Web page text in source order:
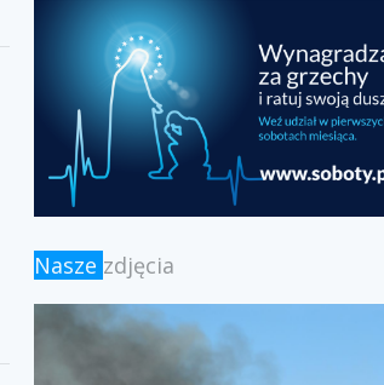
Nasze zdjęcia